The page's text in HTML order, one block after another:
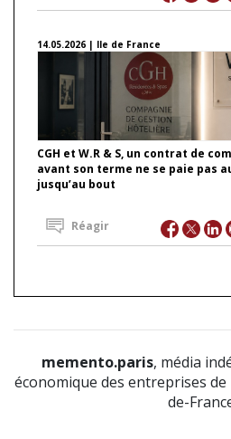
14.05.2026 | Ile de France
CGH et W.R & S, un contrat de
avant son terme ne se paie pas
jusqu’au bout
Réagir
memento.paris, média
économique des entreprises
de-